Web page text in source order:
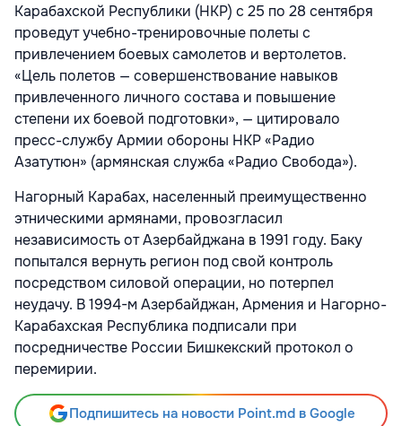
Карабахской Республики (НКР) с 25 по 28 сентября
проведут учебно-тренировочные полеты с
привлечением боевых самолетов и вертолетов.
«Цель полетов — совершенствование навыков
привлеченного личного состава и повышение
степени их боевой подготовки», — цитировало
пресс-службу Армии обороны НКР «Радио
Азатутюн» (армянская служба «Радио Свобода»).
Нагорный Карабах, населенный преимущественно
этническими армянами, провозгласил
независимость от Азербайджана в 1991 году. Баку
попытался вернуть регион под свой контроль
посредством силовой операции, но потерпел
неудачу. В 1994-м Азербайджан, Армения и Нагорно-
Карабахская Республика подписали при
посредничестве России Бишкекский протокол о
перемирии.
Подпишитесь на новости Point.md в Google